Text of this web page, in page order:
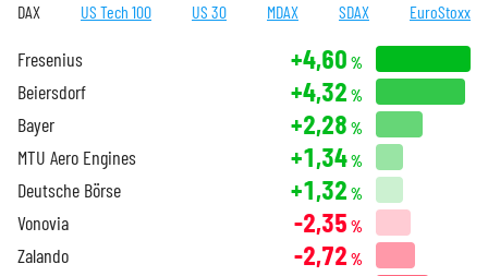
DAX US Tech 100 US 30 MDAX SDAX EuroStoxx
Fresenius +4,60 %
Beiersdorf +4,32 %
Bayer +2,28 %
MTU Aero Engines +1,34%
Deutsche Börse +1,32 %
Vonovia -2,35 %
Zalando -2,72 %